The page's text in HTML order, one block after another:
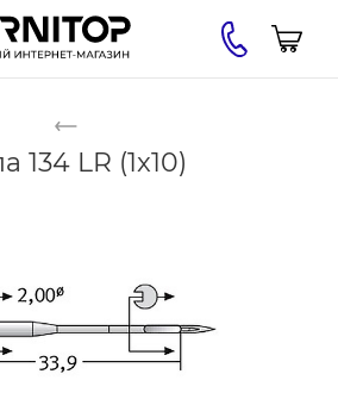
134 LR (1x10)